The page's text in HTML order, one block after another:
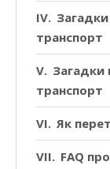
транспорт
Загадки
транспорт
Як
FAQ